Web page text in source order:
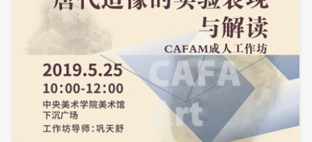
参加活动者在此次活动期间的人身安全责任自负。鼓
励参加者自行购买人身安全保险。活动中一旦出现事
故，活动中任何非事故当事人及美术馆将不承担人身
事故的任何责任，但有互相援助的义务。参加活动的
成员应当积极主动的组织实施救援工作，但对事故本
身不承担任何法律责任和经济责任。参加本次活动者
的人身安全不负有民事及相关连带责任。
参加活动者在此次活动期间的人身安全责任自负。鼓
励参加者自行购买人身安全保险。活动中一旦出现事
故，活动中任何非事故当事人及美术馆将不承担人身
事故的任何责任，但有互相援助的义务。参加活动的
成员应当积极主动的组织实施救援工作，但对事故本
身不承担任何法律责任和经济责任。参加本次活动者
的人身安全不负有民事及相关连带责任。
参加活动者在此次活动期间的人身安全责任自负。鼓
励参加者自行购买人身安全保险。活动中一旦出现事
故，活动中任何非事故当事人及美术馆将不承担人身
事故的任何责任，但有互相援助的义务。参加活动的
成员应当积极主动的组织实施救援工作，但对事故本
身不承担任何法律责任和经济责任。参加本次活动者
的人身安全不负有民事及相关连带责任。